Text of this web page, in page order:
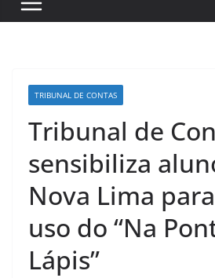
TRIBUNAL DE CONTAS
Tribunal de
sensibiliza
Nova Lima
uso do “Na
Lápis”